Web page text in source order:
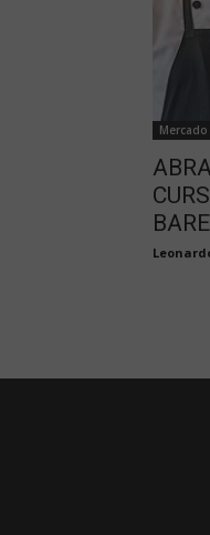
Mercado